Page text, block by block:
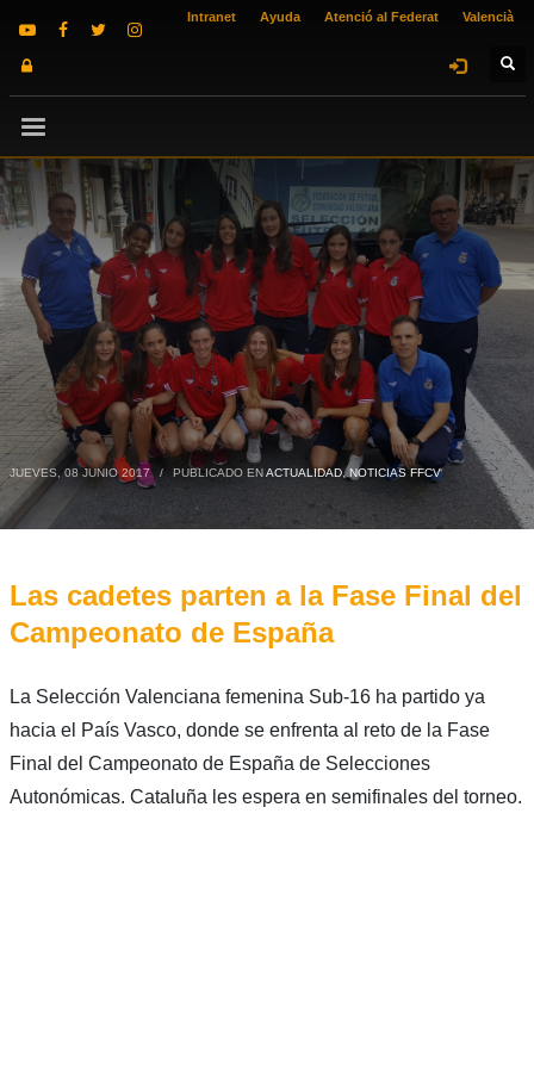
Intranet Ayuda Atenció al Federat Valencià
JUEVES, 08 JUNIO 2017 / PUBLICADO ENACTUALIDAD,NOTICIAS FFCV
Las cadetes parten a la Fase Final del
Campeonato de España
La Selección Valenciana femenina Sub-16 ha partido ya
hacia el País Vasco, donde se enfrenta al reto de la Fase
Final del Campeonato de España de Selecciones
Autonómicas. Cataluña les espera en semifinales del torneo.